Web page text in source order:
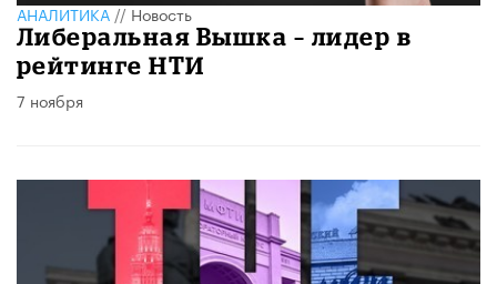
АНАЛИТИКА//Новость
Либеральная Вышка – лидер в
рейтинге НТИ
7 ноября